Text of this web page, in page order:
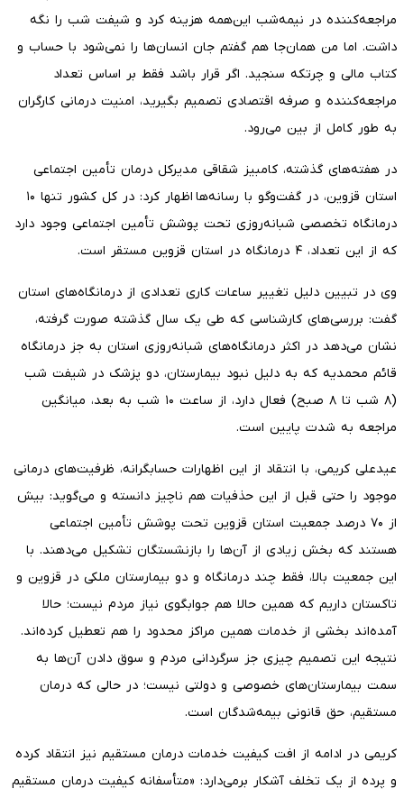
مراجعه‌کننده در نیمه‌شب این‌همه هزینه کرد و شیفت شب را نگه
داشت. اما من همان‌جا هم گفتم جان انسان‌ها را نمی‌شود با حساب و
کتاب مالی و چرتکه سنجید. اگر قرار باشد فقط بر اساس تعداد
مراجعه‌کننده و صرفه اقتصادی تصمیم بگیرید، امنیت درمانی کارگران
به طور کامل از بین می‌رود.
در هفته‌های گذشته، کامبیز شقاقی مدیرکل درمان تأمین اجتماعی
استان قزوین، در گفت‌وگو با رسانه‌ها اظهار کرد: در کل کشور تنها ۱۰
درمانگاه تخصصی شبانه‌روزی تحت پوشش تأمین اجتماعی وجود دارد
که از این تعداد، ۴ درمانگاه در استان قزوین مستقر است.
وی در تبیین دلیل تغییر ساعات کاری تعدادی از درمانگاه‌های استان
گفت: بررسی‌های کارشناسی که طی یک سال گذشته صورت گرفته،
نشان می‌دهد در اکثر درمانگاه‌های شبانه‌روزی استان به جز درمانگاه
قائم محمدیه که به دلیل نبود بیمارستان، دو پزشک در شیفت شب
(۸ شب تا ۸ صبح) فعال دارد، از ساعت ۱۰ شب به بعد، میانگین
مراجعه به شدت پایین است.
عیدعلی کریمی، با انتقاد از این اظهارات حسابگرانه، ظرفیت‌های درمانی
موجود را حتی قبل از این حذفیات هم ناچیز دانسته و می‌گوید: بیش
از ۷۰ درصد جمعیت استان قزوین تحت پوشش تأمین اجتماعی
هستند که بخش زیادی از آن‌ها را بازنشستگان تشکیل می‌دهند. با
این جمعیت بالا، فقط چند درمانگاه و دو بیمارستان ملکی در قزوین و
تاکستان داریم که همین حالا هم جوابگوی نیاز مردم نیست؛ حالا
آمده‌اند بخشی از خدمات همین مراکز محدود را هم تعطیل کرده‌اند.
نتیجه این تصمیم چیزی جز سرگردانی مردم و سوق دادن آن‌ها به
سمت بیمارستان‌های خصوصی و دولتی نیست؛ در حالی که درمان
مستقیم، حق قانونی بیمه‌شدگان است.
کریمی در ادامه از افت کیفیت خدمات درمان مستقیم نیز انتقاد کرده
و پرده از یک تخلف آشکار برمی‌دارد: «متأسفانه کیفیت درمان مستقیم